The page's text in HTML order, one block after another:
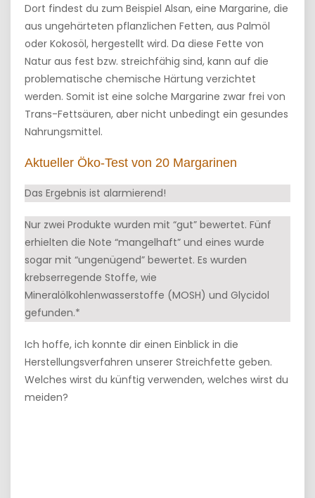
Dort findest du zum Beispiel Alsan, eine Margarine, die
aus ungehärteten pflanzlichen Fetten, aus Palmöl
oder Kokosöl, hergestellt wird. Da diese Fette von
Natur aus fest bzw. streichfähig sind, kann auf die
problematische chemische Härtung verzichtet
werden. Somit ist eine solche Margarine zwar frei von
Trans-Fettsäuren, aber nicht unbedingt ein gesundes
Nahrungsmittel.
Aktueller Öko-Test von 20 Margarinen
Das Ergebnis ist alarmierend!
Nur zwei Produkte wurden mit “gut” bewertet. Fünf
erhielten die Note “mangelhaft” und eines wurde
sogar mit “ungenügend” bewertet. Es wurden
krebserregende Stoffe, wie
Mineralölkohlenwasserstoffe (MOSH) und Glycidol
gefunden.*
Ich hoffe, ich konnte dir einen Einblick in die
Herstellungsverfahren unserer Streichfette geben.
Welches wirst du künftig verwenden, welches wirst du
meiden?